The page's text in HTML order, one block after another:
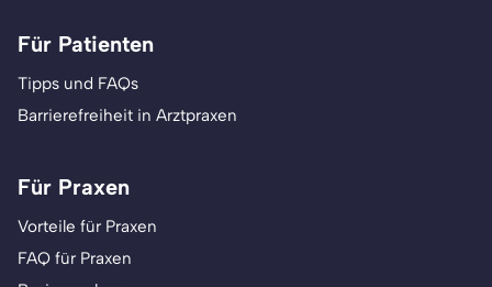
Für Patienten
Tipps und FAQs
Barrierefreiheit in Arztpraxen
Für Praxen
Vorteile für Praxen
FAQ für Praxen